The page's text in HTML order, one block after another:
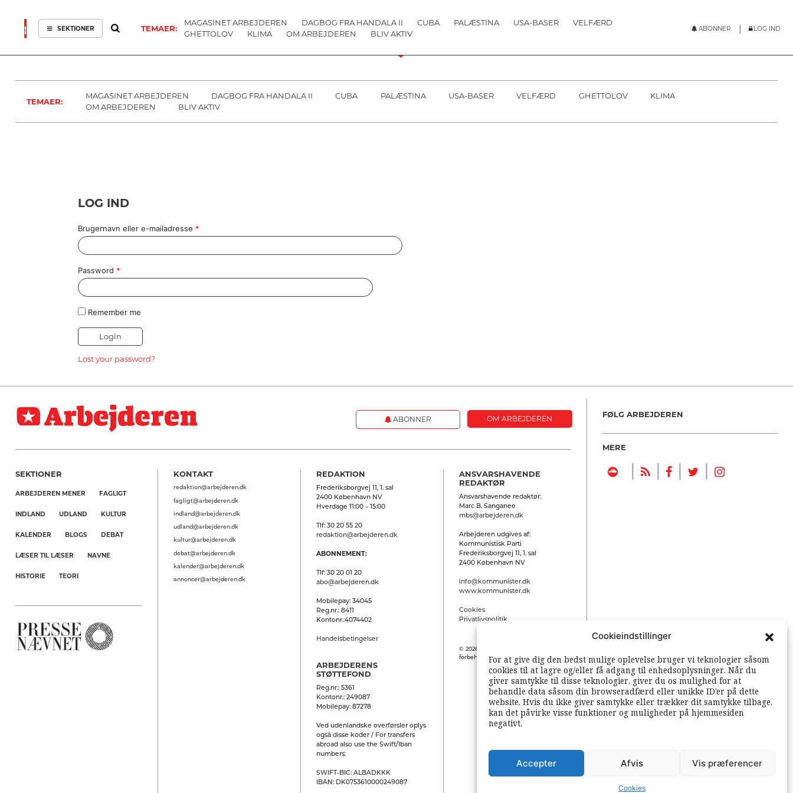
Cookieindstillinger
For at give dig den bedst mulige oplevelse bruger vi teknologier såsom
cookies til at lagre og/eller få adgang til enhedsoplysninger. Når du
giver samtykke til disse teknologier, giver du os mulighed for at
behandle data såsom din browseradfærd eller unikke ID’er på dette
website. Hvis du ikke giver samtykke eller trækker dit samtykke tilbage,
kan det påvirke visse funktioner og muligheder på hjemmesiden
negativt.
Accepter Afvis Vis præferencer
Cookies
ARBEJDEREN
UDLAND
LÆSER
LÆSER
NAVNE
HISTORIE
TEORI
SOUNDCLOUD
ABONNER
LOG IND
OM
TEMAER:
MAGASINET ARBEJDEREN DAGBOG FRA HANDALA II CUBA PALÆSTINA USA-BASER VELFÆRD GHETTOLOV
KLIMA
OM ARBEJDEREN
BLIV AKTIV
SEKTIONER TEMAER:
MAGASINET ARBEJDEREN DAGBOG FRA HANDALA II CUBA PALÆSTINA USA-BASER
VELFÆRD
GHETTOLOV
KLIMA OM ARBEJDEREN BLIV AKTIV
ABONNER | LOG IND
LOG IND
Brugernavn eller e-mailadresse *
Password *
Remember me
Lost your password?
ABONNER OM ARBEJDEREN
SEKTIONER
ARBEJDEREN MENER FAGLIGT
INDLAND UDLAND KULTUR
KALENDER BLOGS DEBAT
LÆSER TIL LÆSER NAVNE
HISTORIE TEORI
KONTAKT
redaktion@arbejderen.dk
fagligt@arbejderen.dk
indland@arbejderen.dk
udland@arbejderen.dk
kultur@arbejderen.dk
debat@arbejderen.dk
kalender@arbejderen.dk
annoncer@arbejderen.dk
REDAKTION
Frederiksborgvej 11, 1. sal
2400 København NV
Hverdage 11:00 – 15:00
Tlf: 30 20 55 20
redaktion@arbejderen.dk
ABONNEMENT:
Tlf: 30 20 01 20
abo@arbejderen.dk
Mobilepay: 34045
Reg.nr.: 8411
Kontonr.:4074402
Handelsbetingelser
ARBEJDERENS
STØTTEFOND
Reg.nr.: 5361
Kontonr.: 249087
Mobilepay: 87278
Ved udenlandske overførsler oplys
også disse koder / For transfers
abroad also use the Swift/Iban
numbers:
SWIFT-BIC: ALBADKKK
IBAN: DK0753610000249087
ANSVARSHAVENDE
REDAKTØR
Ansvarshavende redaktør:
Marc B. Sanganee
mbs@arbejderen.dk
Arbejderen udgives af:
Kommunistisk Parti
Frederiksborgvej 11, 1. sal
2400 København NV
info@kommunister.dk
www.kommunister.dk
Cookies
Privatlivspolitik
© 2026 Arbejderen. Alle rettigheder
forbeholdes.
FØLG ARBEJDEREN
MERE
| | | |